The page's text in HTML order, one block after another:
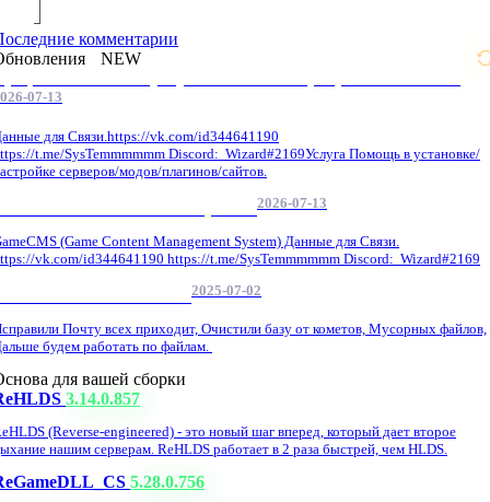
комментарии
NEW
07-13
для Связи.https://vk.com/id344641190
t.me/SysTemmmmmm Discord: Wizard#2169Услуга Помощь в установке/
серверов/модов/плагинов/сайтов.
2026-07-13
(Game Content Management System) Данные для Связи.
vk.com/id344641190 https://t.me/SysTemmmmmm Discord: Wizard#2169
2025-07-02
Почту всех приходит, Очистили базу от кометов, Мусорных файлов,
будем работать по файлам.
для вашей сборки
3.14.0.857
(Reverse-engineered) - это новый шаг вперед, который дает второе
нашим серверам. ReHLDS работает в 2 раза быстрей, чем HLDS.
5.28.0.756